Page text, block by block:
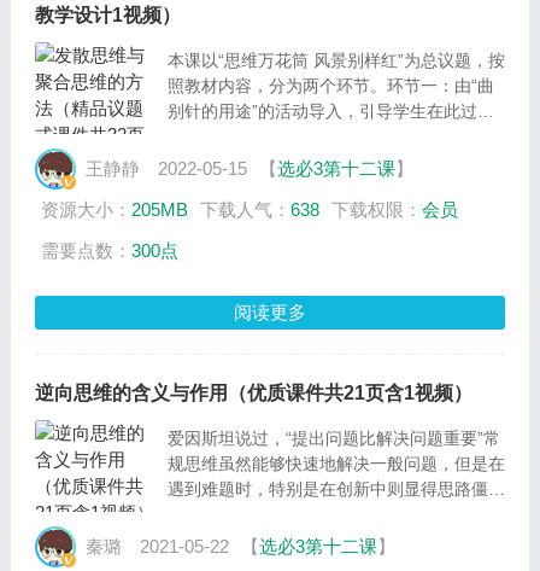
教学设计1视频）
本课以“思维万花筒 风景别样红”为总议题，按
照教材内容，分为两个环节。环节一：由“曲
别针的用途”的活动导入，引导学生在此过程
客观基础（必要性）、含义与特征，并结合具
散思维的作用及在应用过程中应注意的问题。
环节二：由智力题导入，引导学生明确运用聚
合思维，随后讲解聚合思维的客观基础（必要
情建设火神山的事例讲解辩证把握发散思维与
王静静 2022-05-15 【选必3第十二课】
资源大小： 205MB 下载人气： 638 下载权限： 会员
需要点数： 300点
阅读更多
逆向思维的含义与作用（优质课件共21页含1视频）
爱因斯坦说过，“提出问题比解决问题重要”常
规思维虽然能够快速地解决一般问题，但是在
遇到难题时，特别是在创新中则显得思路僵
案。由于受到过去思维方式的影响，人们总是
秦璐 2021-05-22 【选必3第十二课】